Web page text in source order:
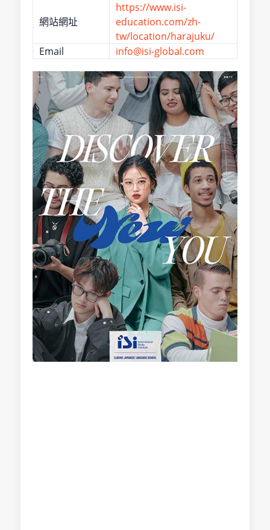
網站網址
https://www.isi-
education.com/zh-
tw/location/harajuku/
Email
info@isi-global.com